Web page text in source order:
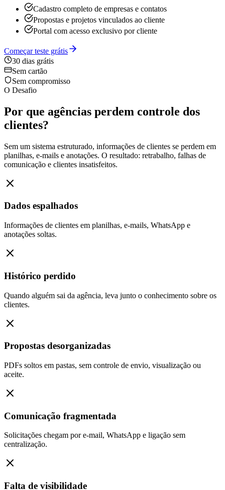
Cadastro completo de empresas e contatos
Propostas e projetos vinculados ao cliente
Portal com acesso exclusivo por cliente
Começar teste grátis
30 dias grátis
Sem cartão
Sem compromisso
O Desafio
Por que agências perdem controle dos
clientes?
Sem um sistema estruturado, informações de clientes se perdem em
planilhas, e-mails e anotações. O resultado: retrabalho, falhas de
comunicação e clientes insatisfeitos.
Dados espalhados
Informações de clientes em planilhas, e-mails, WhatsApp e
anotações soltas.
Histórico perdido
Quando alguém sai da agência, leva junto o conhecimento sobre os
clientes.
Propostas desorganizadas
PDFs soltos em pastas, sem controle de envio, visualização ou
aceite.
Comunicação fragmentada
Solicitações chegam por e-mail, WhatsApp e ligação sem
centralização.
Falta de visibilidade